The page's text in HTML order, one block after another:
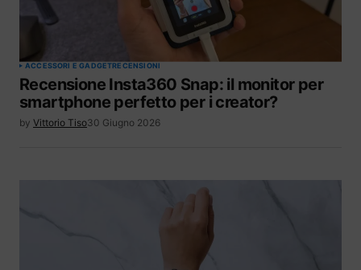
ACCESSORI E GADGETRECENSIONI
Recensione Insta360 Snap: il monitor per
smartphone perfetto per i creator?
by Vittorio Tiso30 Giugno 2026